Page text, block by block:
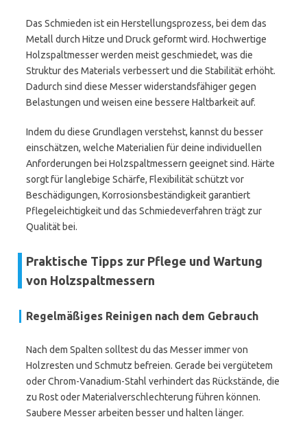
Das Schmieden ist ein Herstellungsprozess, bei dem das
Metall durch Hitze und Druck geformt wird. Hochwertige
Holzspaltmesser werden meist geschmiedet, was die
Struktur des Materials verbessert und die Stabilität erhöht.
Dadurch sind diese Messer widerstandsfähiger gegen
Belastungen und weisen eine bessere Haltbarkeit auf.
Indem du diese Grundlagen verstehst, kannst du besser
einschätzen, welche Materialien für deine individuellen
Anforderungen bei Holzspaltmessern geeignet sind. Härte
sorgt für langlebige Schärfe, Flexibilität schützt vor
Beschädigungen, Korrosionsbeständigkeit garantiert
Pflegeleichtigkeit und das Schmiedeverfahren trägt zur
Qualität bei.
Praktische Tipps zur Pflege und Wartung
von Holzspaltmessern
Regelmäßiges Reinigen nach dem Gebrauch
Nach dem Spalten solltest du das Messer immer von
Holzresten und Schmutz befreien. Gerade bei vergütetem
oder Chrom-Vanadium-Stahl verhindert das Rückstände, die
zu Rost oder Materialverschlechterung führen können.
Saubere Messer arbeiten besser und halten länger.